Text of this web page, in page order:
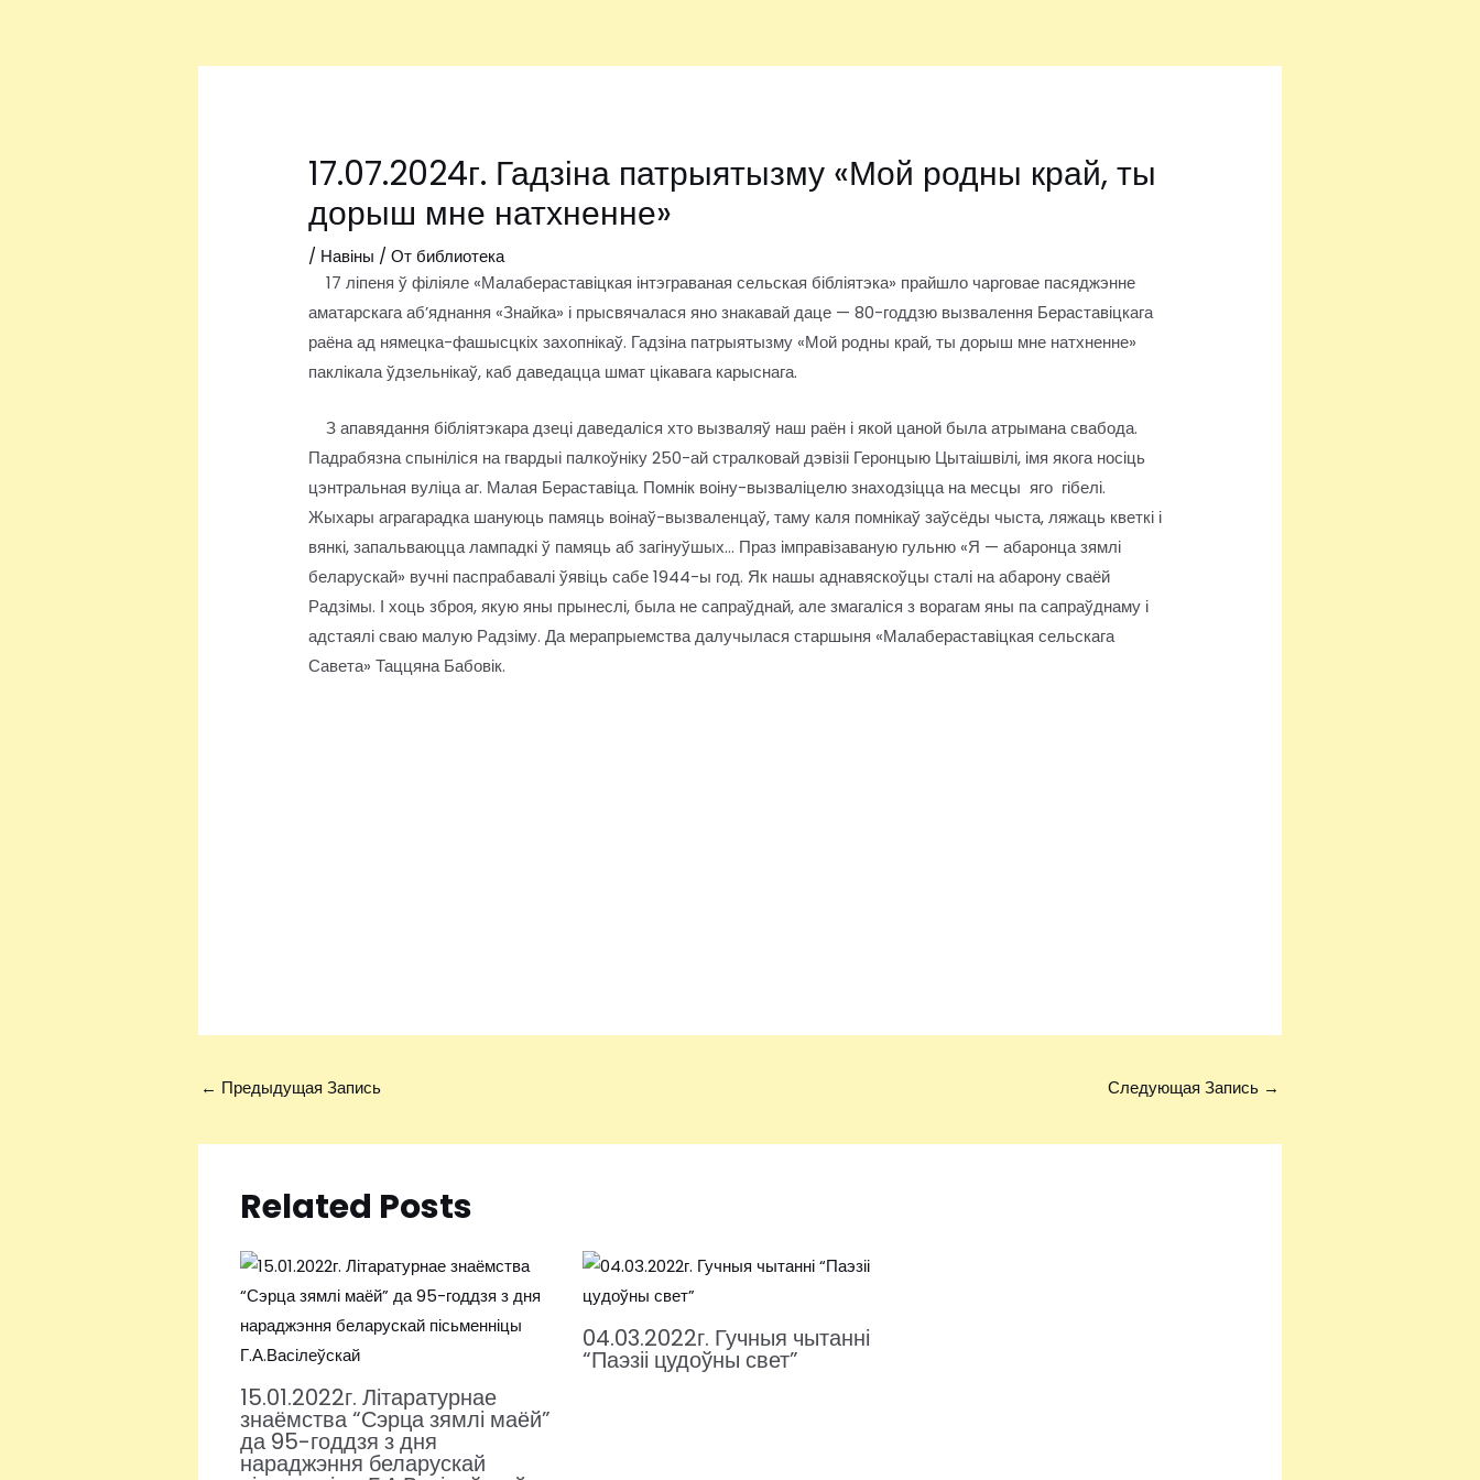
17.07.2024г. Гадзіна патрыятызму «Мой родны край, ты
дорыш мне натхненне»
/ Навіны / Отбиблиотека
17 ліпеня ў філіяле «Малабераставіцкая інтэграваная сельская бібліятэка» прайшло чарговае пасяджэнне
аматарскага аб’яднання «Знайка» і прысвячалася яно знакавай даце — 80-годдзю вызвалення Бераставіцкага
раёна ад нямецка-фашысцкіх захопнікаў. Гадзіна патрыятызму «Мой родны край, ты дорыш мне натхненне»
паклікала ўдзельнікаў, каб даведацца шмат цікавага карыснага.
З апавядання бібліятэкара дзеці даведаліся хто вызваляў наш раён і якой цаной была атрымана свабода.
Падрабязна спыніліся на гвардыі палкоўніку 250-ай стралковай дэвізіі Геронцыю Цытаішвілі, імя якога носіць
цэнтральная вуліца аг. Малая Бераставіца. Помнік воіну-вызваліцелю знаходзіцца на месцы яго гібелі.
Жыхары аграгарадка шануюць памяць воінаў-вызваленцаў, таму каля помнікаў заўсёды чыста, ляжаць кветкі і
вянкі, запальваюцца лампадкі ў памяць аб загінуўшых… Праз імправізаваную гульню «Я — абаронца зямлі
беларускай» вучні паспрабавалі ўявіць сабе 1944-ы год. Як нашы аднавяскоўцы сталі на абарону сваёй
Радзімы. І хоць зброя, якую яны прынеслі, была не сапраўднай, але змагаліся з ворагам яны па сапраўднаму і
адстаялі сваю малую Радзіму. Да мерапрыемства далучылася старшыня «Малабераставіцкая сельскага
Савета» Таццяна Бабовік.
записям
← Предыдущая Запись Следующая Запись →
Related Posts
15.01.2022г. Літаратурнае
знаёмства “Сэрца зямлі маёй”
да 95-годдзя з дня
нараджэння беларускай
04.03.2022г. Гучныя чытанні
“Паэзіі цудоўны свет”